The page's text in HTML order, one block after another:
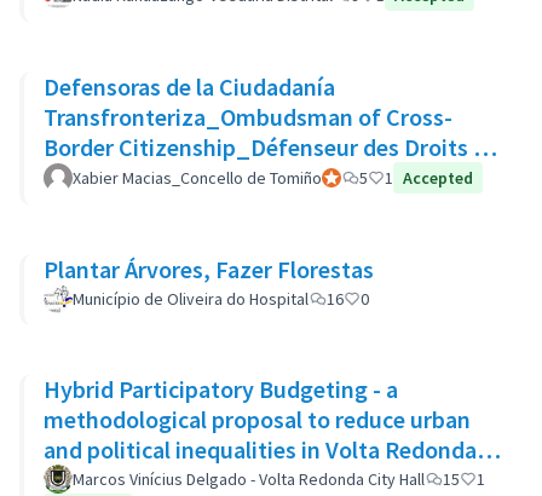
Defensoras de la Ciudadanía
Transfronteriza_Ombudsman of Cross-
Border Citizenship_Défenseur des Droits de
La Citoyenneté Transfrontalière
Xabier Macias_Concello de TomiñoParticipante oficial
5 1 Accepted
Plantar Árvores, Fazer Florestas
Município de Oliveira do Hospital 16 0
Hybrid Participatory Budgeting - a
methodological proposal to reduce urban
and political inequalities in Volta Redonda,
BrazilMarcos Vinícius Delgado - Volta Redonda City Hall 15
1